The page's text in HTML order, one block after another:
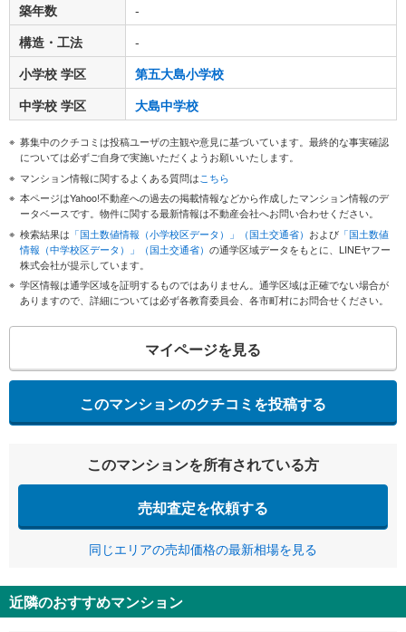
築年数
-
構造・工法
-
小学校 学区
第五大島小学校
中学校 学区
大島中学校
募集中のクチコミは投稿ユーザの主観や意見に基づいています。最終的な事実確認
については必ずご自身で実施いただくようお願いいたします。
マンション情報に関するよくある質問はこちら
本ページはYahoo!不動産への過去の掲載情報などから作成したマンション情報のデ
ータベースです。物件に関する最新情報は不動産会社へお問い合わせください。
検索結果は 「国土数値情報（小学校区データ）」（国土交通省） および 「国土数値
情報（中学校区データ）」（国土交通省） の通学区域データをもとに、LINEヤフー
株式会社が提示しています。
学区情報は通学区域を証明するものではありません。通学区域は正確でない場合が
ありますので、詳細については必ず各教育委員会、各市町村にお問合せください。
マイページを見る
このマンションのクチコミを投稿する
このマンションを所有されている方
売却査定を依頼する
同じエリアの売却価格の最新相場を見る
近隣のおすすめマンション